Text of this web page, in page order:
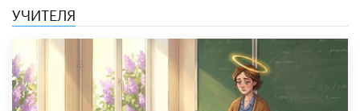
УЧИТЕЛЯ